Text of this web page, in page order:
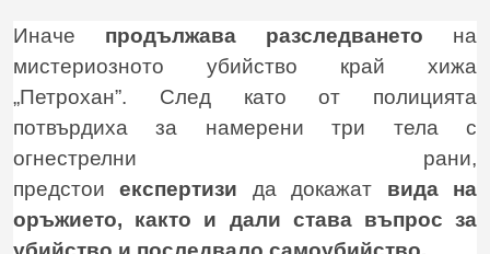
Иначе продължава разследването на
мистериозното убийство край хижа
„Петрохан”. След като от полицията
потвърдиха за намерени три тела с
огнестрелни рани,
предстоиекспертизи да докажат вида на
оръжието, както и дали става въпрос за